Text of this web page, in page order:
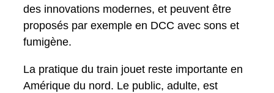
des innovations modernes, et peuvent être
proposés par exemple en DCC avec sons et
fumigène.
La pratique du train jouet reste importante en
Amérique du nord. Le public, adulte, est